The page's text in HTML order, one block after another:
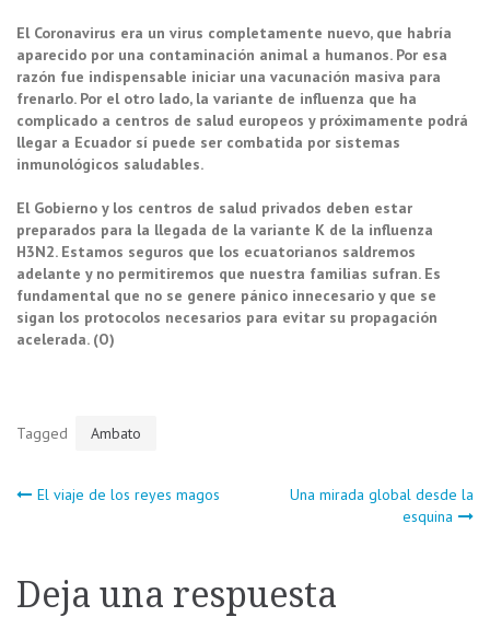
El Coronavirus era un virus completamente nuevo, que habría
aparecido por una contaminación animal a humanos. Por esa
razón fue indispensable iniciar una vacunación masiva para
frenarlo. Por el otro lado, la variante de influenza que ha
complicado a centros de salud europeos y próximamente podrá
llegar a Ecuador sí puede ser combatida por sistemas
inmunológicos saludables.
El Gobierno y los centros de salud privados deben estar
preparados para la llegada de la variante K de la influenza
H3N2. Estamos seguros que los ecuatorianos saldremos
adelante y no permitiremos que nuestra familias sufran. Es
fundamental que no se genere pánico innecesario y que se
sigan los protocolos necesarios para evitar su propagación
acelerada. (O)
Tagged Ambato
Navegación
entradas
El viaje de los reyes magos
Una mirada global desde la
esquina
Deja una respuesta